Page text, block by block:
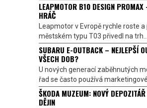
LEAPMOTOR B10 DESIGN PROMAX
HRÁČ
Leapmotor v Evropě rychle roste
městském typu T03 přivedl na trh...
SUBARU E-OUTBACK – NEJLEPŠÍ
VŠECH DOB?
U nových generací zaběhnutých
řad se často používá
ŠKODA MUZEUM: NOVÝ
DĚJIN